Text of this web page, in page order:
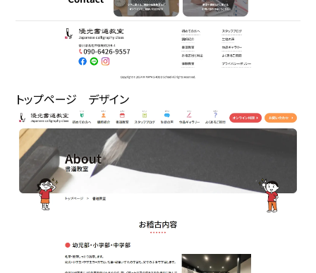
トップページ デザイン